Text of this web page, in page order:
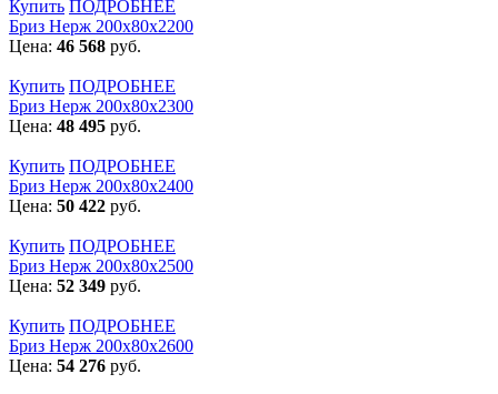
Купить ПОДРОБНЕЕ
Бриз Нерж 200х80х2200
Цена: 46 568 руб.
Купить ПОДРОБНЕЕ
Бриз Нерж 200х80х2300
Цена: 48 495 руб.
Купить ПОДРОБНЕЕ
Бриз Нерж 200х80х2400
Цена: 50 422 руб.
Купить ПОДРОБНЕЕ
Бриз Нерж 200х80х2500
Цена: 52 349 руб.
Купить ПОДРОБНЕЕ
Бриз Нерж 200х80х2600
Цена: 54 276 руб.